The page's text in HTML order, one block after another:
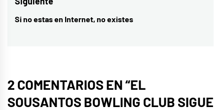
Entrada
Si no estas en Internet, no existes
2 COMENTARIOS EN “EL
SOUSANTOS BOWLING CLUB SIGUE